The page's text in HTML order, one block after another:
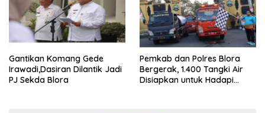
Gantikan Komang Gede
Irawadi,Dasiran Dilantik Jadi
PJ Sekda Blora
Pemkab dan Polres Blora
Bergerak, 1.400 Tangki Air
Disiapkan untuk Hadapi